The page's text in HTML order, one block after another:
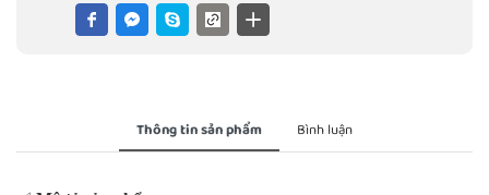
Thông tin sản phẩm Bình luận